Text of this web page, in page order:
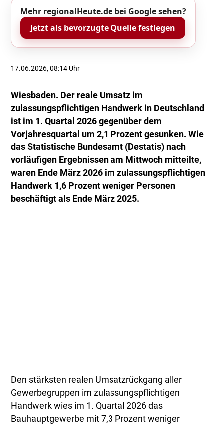
Mehr regionalHeute.de bei Google sehen?
Jetzt als bevorzugte Quelle festlegen
17.06.2026, 08:14 Uhr
Wiesbaden. Der reale Umsatz im
zulassungspflichtigen Handwerk in Deutschland
ist im 1. Quartal 2026 gegenüber dem
Vorjahresquartal um 2,1 Prozent gesunken. Wie
das Statistische Bundesamt (Destatis) nach
vorläufigen Ergebnissen am Mittwoch mitteilte,
waren Ende März 2026 im zulassungspflichtigen
Handwerk 1,6 Prozent weniger Personen
beschäftigt als Ende März 2025.
Den stärksten realen Umsatzrückgang aller
Gewerbegruppen im zulassungspflichtigen
Handwerk wies im 1. Quartal 2026 das
Bauhauptgewerbe mit 7,3 Prozent weniger